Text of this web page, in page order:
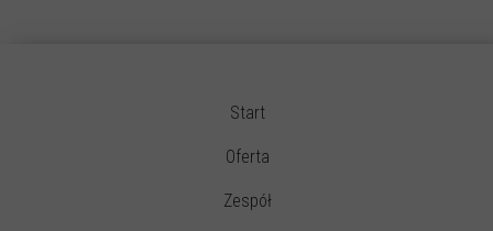
Start
Oferta
Zespół